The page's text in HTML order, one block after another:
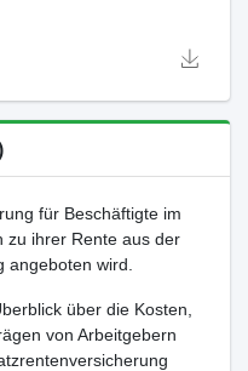
für Beschäftigte im
zu ihrer Rente aus der
angeboten wird.
über die Kosten,
von Arbeitgebern